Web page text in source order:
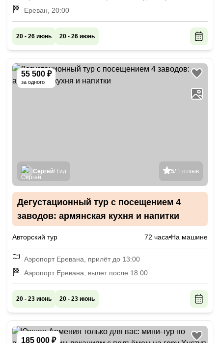
Ереван, 20:00
20 - 26 июнь 20 - 26 июнь
55 500 ₽
за одного
5/ 1 отзыв
Сергей/ Гид
Дегустационный тур с посещением 4
заводов: армянская кухня и напитки
Авторский тур 72 часа На машине
Аэропорт Еревана, прилёт до 13:00
Аэропорт Еревана, вылет после 18:00
20 - 23 июнь 20 - 23 июнь
185 000 ₽